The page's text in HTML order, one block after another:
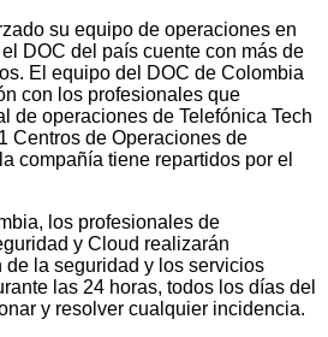
su equipo de operaciones en
DOC del país cuente con más de
El equipo del DOC de Colombia
con los profesionales que
de operaciones de Telefónica Tech
Centros de Operaciones de
compañía tiene repartidos por el
los profesionales de
y Cloud realizarán
de la seguridad y los servicios
las 24 horas, todos los días del
y resolver cualquier incidencia.